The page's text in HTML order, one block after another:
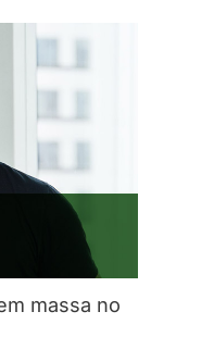
massa no